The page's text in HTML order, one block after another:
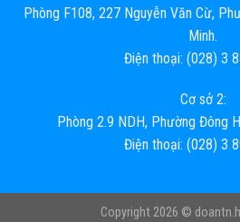
Phòng F108, 227 Nguyễn Văn Cừ,
Minh.
Điện thoại: (028) 3
Cơ sở 2:
Phòng 2.9 NDH, Phường Đông
Điện thoại: (028) 3
Copyright 2026 ©